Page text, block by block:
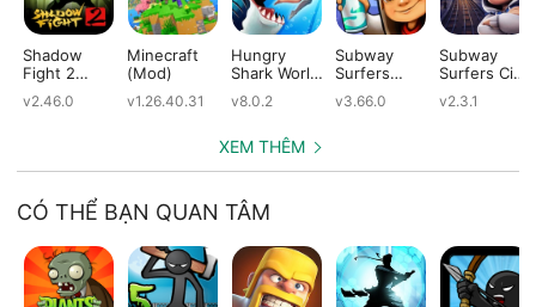
Shadow
Fight 2
v2.46.0
Minecraft
(Mod)
v1.26.40.31
Hungry
Shark World
v8.0.2
Subway
Surfers
v3.66.0
Subway
Surfers City
v2.3.1
XEM THÊM
CÓ THỂ BẠN QUAN TÂM